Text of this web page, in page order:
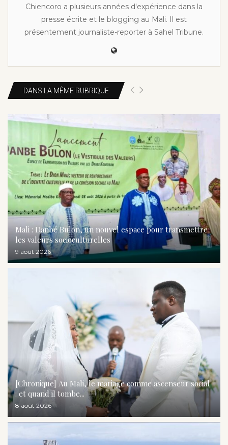
Chiencoro a plusieurs années d'expérience dans la
presse écrite et le blogging au Mali. Il est
présentement journaliste-reporter à Sahel Tribune.
DANS LA MÊME RUBRIQUE
Mali : Danbé Bulon, un nouvel espace pour transmettre
les valeurs socioculturelles
9 août 2026
[Chronique] Au Mali, le mariage comme ascenseur social
: et quand il tombe...
8 août 2026